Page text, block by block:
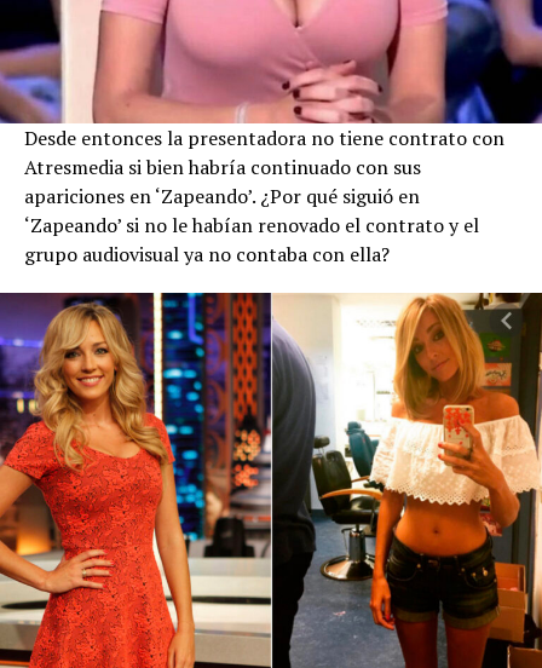
Desde entonces la presentadora no tiene contrato con
Atresmedia si bien habría continuado con sus
apariciones en ‘Zapeando’. ¿Por qué siguió en
‘Zapeando’ si no le habían renovado el contrato y el
grupo audiovisual ya no contaba con ella?